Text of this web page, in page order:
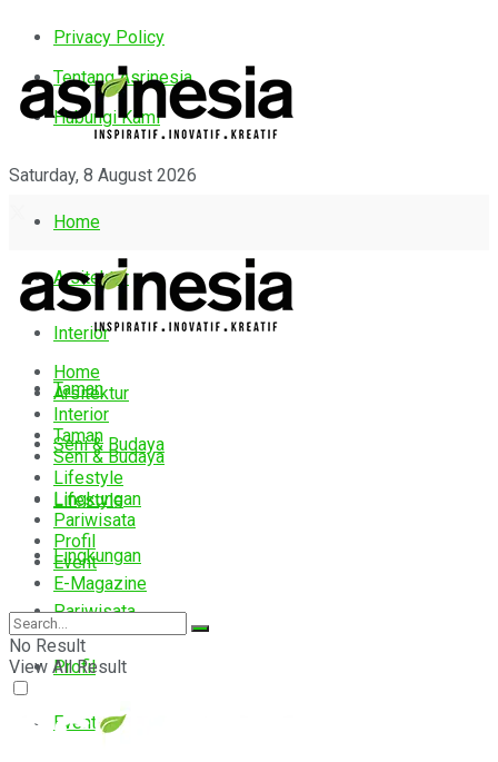
Privacy Policy
Tentang Asrinesia
Hubungi Kami
Saturday, 8 August 2026
Home
Arsitektur
Interior
Taman
Seni & Budaya
Lifestyle
Lingkungan
Pariwisata
Profil
Event
Home
Arsitektur
Interior
Taman
Seni & Budaya
Lifestyle
Lingkungan
Pariwisata
Profil
Event
E-Magazine
No Result
View All Result